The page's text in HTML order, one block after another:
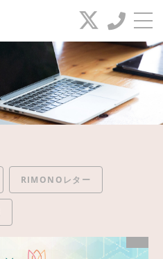
RIMONOレター